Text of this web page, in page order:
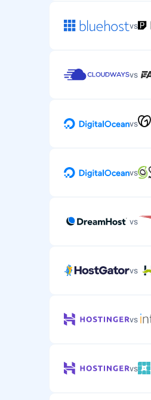
vs
vs
vs
vs
vs
vs
vs
vs